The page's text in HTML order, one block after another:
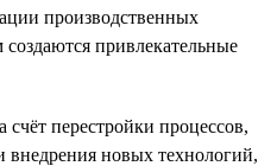
производственных
привлекательные
счёт перестройки процессов,
внедрения новых технологий,